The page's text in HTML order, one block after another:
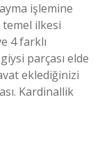
işlemine
temel ilkesi
4 farklı
parçası elde
eklediğinizi
Kardinallik